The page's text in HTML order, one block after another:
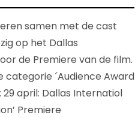
samen met de cast
op het Dallas
de Premiere van de film.
categorie ´Audience Award
april: Dallas Internatiol
Premiere